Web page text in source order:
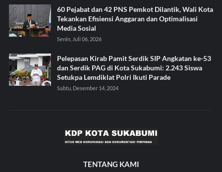
60 Pejabat dan 42 PNS Pemkot Dilantik, Wali Kota
Tekankan Efisiensi Anggaran dan Optimalisasi
Media Sosial
Senin, Juli 06, 2026
Pelepasan Kirab Pamit Serdik SIP Angkatan ke-53
dan Serdik PAG di Kota Sukabumi: 2.243 Siswa
Setukpa Lemdiklat Polri Ikuti Parade
Sabtu, Desember 14, 2024
TENTANG KAMI